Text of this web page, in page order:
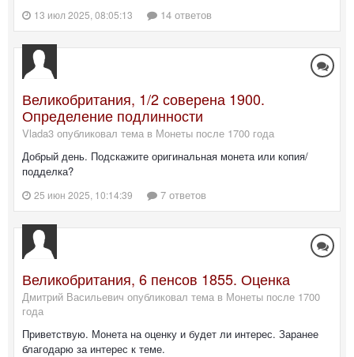
13 июл 2025, 08:05:13 14 ответов
Великобритания, 1/2 соверена 1900.
Определение подлинности
Vlada3 опубликовал тема в Монеты после 1700 года
Добрый день. Подскажите оригинальная монета или копия/
подделка?
25 июн 2025, 10:14:39 7 ответов
Великобритания, 6 пенсов 1855. Оценка
Дмитрий Васильевич опубликовал тема в Монеты после 1700
года
Приветствую. Монета на оценку и будет ли интерес. Заранее
благодарю за интерес к теме.